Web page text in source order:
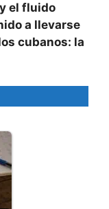
el fluido
a llevarse
cubanos: la